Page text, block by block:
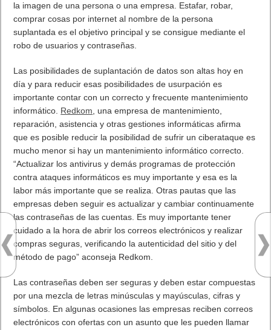
la imagen de una persona o una empresa. Estafar, robar,
comprar cosas por internet al nombre de la persona
suplantada es el objetivo principal y se consigue mediante el
robo de usuarios y contraseñas.
Las posibilidades de suplantación de datos son altas hoy en
día y para reducir esas posibilidades de usurpación es
importante contar con un correcto y frecuente mantenimiento
informático. Redkom, una empresa de mantenimiento,
reparación, asistencia y otras gestiones informáticas afirma
que es posible reducir la posibilidad de sufrir un ciberataque es
mucho menor si hay un mantenimiento informático correcto.
“Actualizar los antivirus y demás programas de protección
contra ataques informáticos es muy importante y esa es la
labor más importante que se realiza. Otras pautas que las
empresas deben seguir es actualizar y cambiar continuamente
las contraseñas de las cuentas. Es muy importante tener
cuidado a la hora de abrir los correos electrónicos y realizar
compras seguras, verificando la autenticidad del sitio y del
método de pago” aconseja Redkom.
Las contraseñas deben ser seguras y deben estar compuestas
por una mezcla de letras minúsculas y mayúsculas, cifras y
símbolos. En algunas ocasiones las empresas reciben correos
electrónicos con ofertas con un asunto que les pueden llamar